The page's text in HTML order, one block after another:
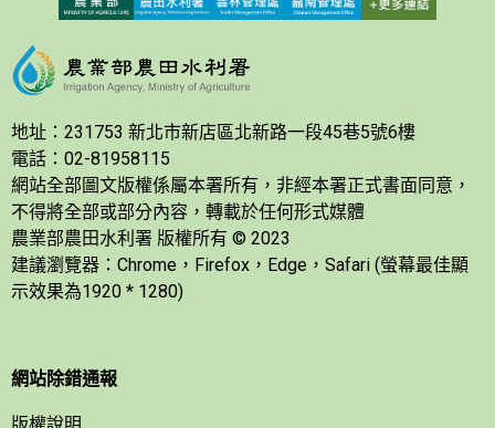
地址：231753 新北市新店區北新路一段45巷5號6樓
電話：02-81958115
網站全部圖文版權係屬本署所有，非經本署正式書面同意，
不得將全部或部分內容，轉載於任何形式媒體
農業部農田水利署 版權所有 © 2023
建議瀏覽器：Chrome，Firefox，Edge，Safari (螢幕最佳顯
示效果為1920 * 1280)
網站除錯通報